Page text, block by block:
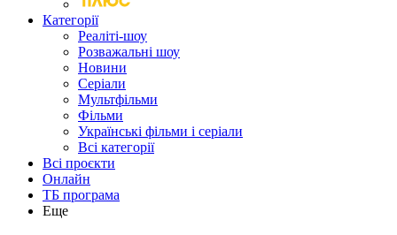
Категорії
Реаліті-шоу
Розважальні шоу
Новини
Серіали
Мультфільми
Фільми
Українські фільми і серіали
Всі категорії
Всі проєкти
Онлайн
ТБ програма
Еще